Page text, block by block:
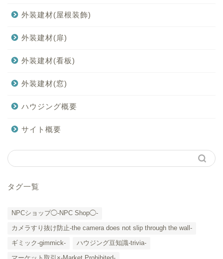
外装建材(屋根装飾)
外装建材(扉)
外装建材(看板)
外装建材(窓)
ハウジング概要
サイト概要
タグ一覧
NPCショップ◯-NPC Shop◯-
カメラすり抜け防止-the camera does not slip through the wall-
ギミック-gimmick-
ハウジング豆知識-trivia-